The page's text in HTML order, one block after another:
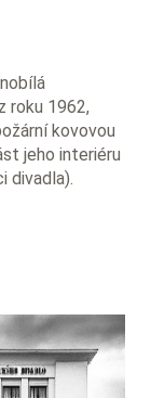
roku 1962,
kovovou
jeho interiéru
divadla).